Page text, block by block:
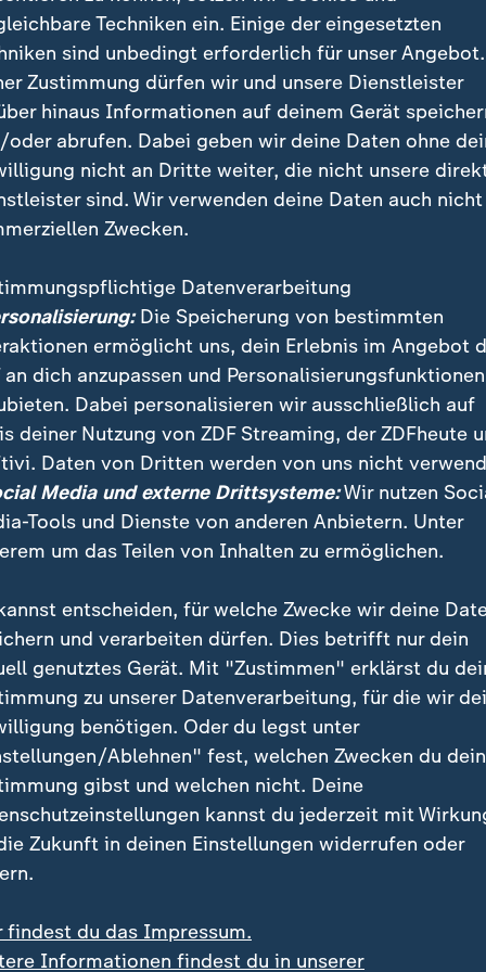
in Mainz und
Minimalziel mit einem 2:1-Erfolg beim
mit zwölf Punkten aus 17 Spielen sammelten die
Fischer fleißig Punkte.
kommende Saison in der Bundesliga spielen. Mit dem
Für die Hamburger bleibt die Lage äußerst brenzlig.
Techniken ein. Einige der eingesetzten
sind unbedingt erforderlich für unser
Zustimmung dürfen wir und unsere Dienstleister
hinaus Informationen auf deinem Gerät
oder abrufen. Dabei geben wir deine Daten ohne
nicht an Dritte weiter, die nicht unsere
sind. Wir verwenden deine Daten auch nicht
Zwecken.
Datenverarbeitung
Die Speicherung von bestimmten
ermöglicht uns, dein Erlebnis im Angebot
an dich anzupassen und Personalisierungsfunktionen
Dabei personalisieren wir ausschließlich auf
deiner Nutzung von ZDF Streaming, der ZDFheute
Daten von Dritten werden von uns nicht
Media und externe Drittsysteme:Wir nutzen
Tools und Dienste von anderen Anbietern. Unter
um das Teilen von Inhalten zu ermöglichen.
entscheiden, für welche Zwecke wir deine
und verarbeiten dürfen. Dies betrifft nur dein
genutztes Gerät. Mit "Zustimmen" erklärst du
zu unserer Datenverarbeitung, für die wir
benötigen. Oder du legst unter
Ablehnen" fest, welchen Zwecken du
gibst und welchen nicht. Deine
kannst du jederzeit mit
Zukunft in deinen Einstellungen widerrufen oder
findest du das Impressum.
Informationen findest du in unserer